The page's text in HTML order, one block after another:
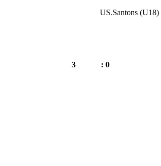
US.Santons
0 :
3